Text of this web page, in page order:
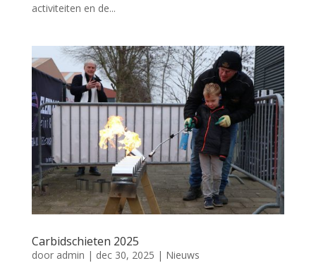
activiteiten en de...
Carbidschieten 2025
door admin | dec 30, 2025 | Nieuws